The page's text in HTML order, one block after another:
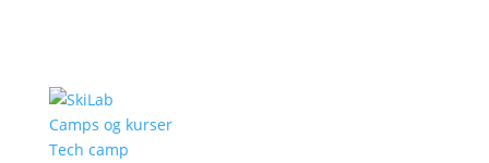
Camps og kurser
Tech camp